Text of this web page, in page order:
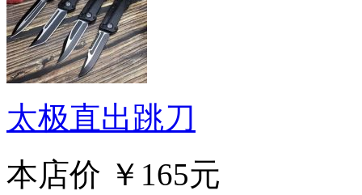
太极直出跳刀
本店价 ￥165元